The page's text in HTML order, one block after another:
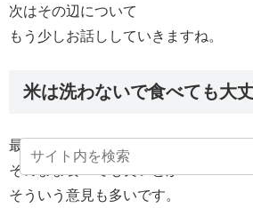
次はその辺について
もう少しお話ししていきますね。
米は洗わないで食べても大
最近はお米は研がずに
そのまま食べても良いとか
そういう意見も多いです。